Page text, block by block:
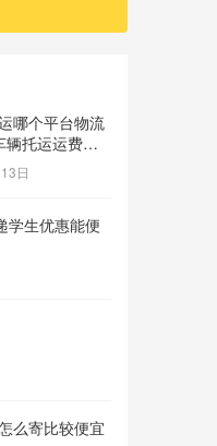
哪个平台物流
辆托运运费价
日
学生优惠能便
么寄比较便宜